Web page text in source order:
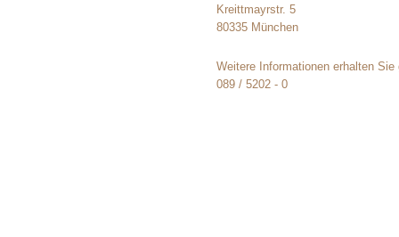
Kreittmayrstr. 5
80335 München
Weitere Informationen erhalten Sie
089 / 5202 - 0